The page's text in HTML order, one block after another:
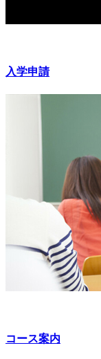
入学申請
コース案内